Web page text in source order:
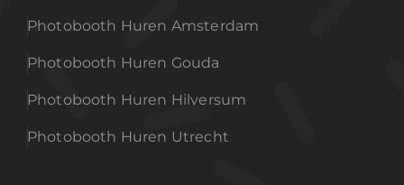
Photobooth Huren Amsterdam
Photobooth Huren Gouda
Photobooth Huren Hilversum
Photobooth Huren Utrecht